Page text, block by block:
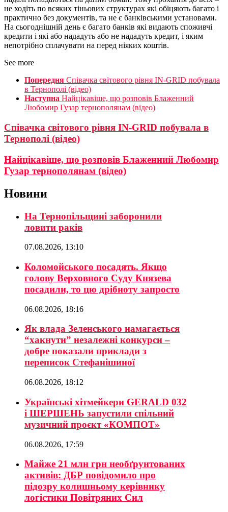
не ходіть по всяких тіньових структурах які обіцяють багато і
практично без документів, та не є банківськими установами.
На сьогоднішній день є багато банків які видають споживчі
кредити і які або нададуть або не нададуть кредит, і яким
непотрібно сплачувати на перед ніяких коштів.
See more
Попередня Співачка світового рівня IN-GRID побувала
в Тернополі (відео)
Наступна Найцікавіше, що розповів Блаженний
Любомир Гузар тернополянам (відео)
Співачка світового рівня IN-GRID побувала в
Тернополі (відео)
Найцікавіше, що розповів Блаженний Любомир
Гузар тернополянам (відео)
Новини
На Тернопільщині заборонили
ловити раків
07.08.2026, 13:10
Коломойського посадять. Якщо
голову Верховного Суду Князева
посадили, то цю дрібноту запросто
06.08.2026, 18:16
Як влада Зеленського намагається
“хакнути” незалежні конкурси –
добре показали приклади з
переписок Стефанішиної
06.08.2026, 18:12
Українські хітмейкери GERALD 032
і ШЕРШЕНЬ запустили спільний
музичний проєкт «КОМПОТ»
06.08.2026, 17:59
Майже 21 млн грн необґрунтованих
активів: ДБР повідомило про
підозру колишньому керівнику
логістики Повітряних Сил